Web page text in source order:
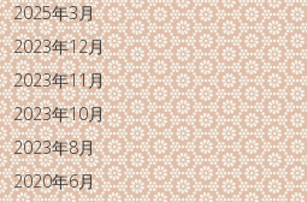
2025年3月
2023年12月
2023年11月
2023年10月
2023年8月
2020年6月